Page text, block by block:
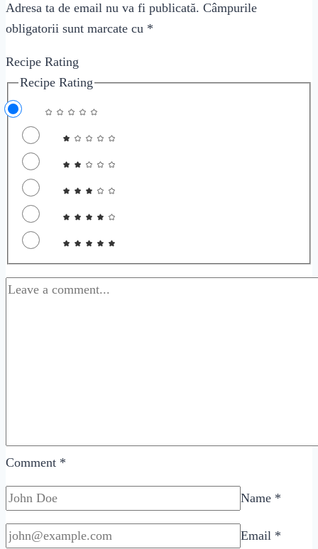
Adresa ta de email nu va fi publicată. Câmpurile
obligatorii sunt marcate cu *
Recipe Rating
Recipe Rating
Comment *
Name *
Email *